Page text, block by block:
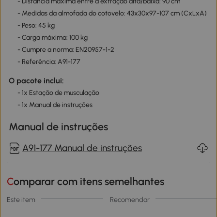
- Medidas da almofada do cotovelo: 43x30x97-107 cm (CxLxA)
- Peso: 45 kg
- Carga máxima: 100 kg
- Cumpre a norma: EN20957-1-2
- Referência: A91-177
O pacote inclui:
- 1x Estação de musculação
- 1x Manual de instruções
Manual de instruções
A91-177 Manual de instruções
Comparar com itens semelhantes
Este item Recomendar